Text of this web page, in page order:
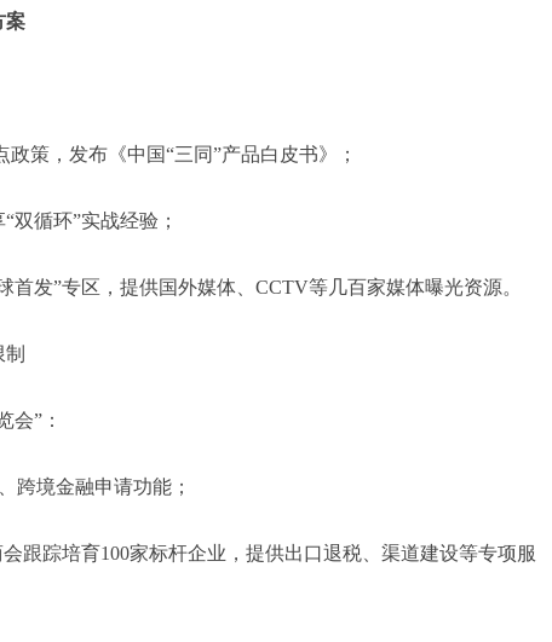
案
策，发布《中国“三同”产品白皮书》；
双循环”实战经验；
首发”专区，提供国外媒体、CCTV等几百家媒体曝光资源。
会”：
跨境金融申请功能；
跟踪培育100家标杆企业，提供出口退税、渠道建设等专项服